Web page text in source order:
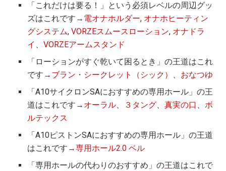
「これだけは要る！」という必須レベルの周辺グッ
ズはこれです→ 電オナホルダー, オナホヒーティン
グシステム,VORZEスムースローション, オナドラ
イ 、VORZEアームスタンド
「ローションがすぐ乾いて困るとき」の王道はこれ
です→ ブラン・シークレット（シック） 、 おなつゆ
「A10サイクロンSAにおすすめの専用ホール」の王
道はこれです→ オーラル、 ３タング、真実の口 、ボ
ルテックス
「A10ピストンSAにおすすめの専用ホール」の王道
はこれです→専用ホール2.0 ベル
「専用ホールの代わりのおすすめ」の王道はこれで